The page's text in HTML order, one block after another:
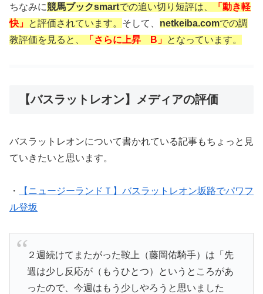
ちなみに競馬ブックsmartでの追い切り短評は、
「動き軽
快」 と評価されています。 そして、 netkeiba.comでの調
教評価を見ると、
「さらに上昇 B」 となっています。
【バスラットレオン】メディアの評価
バスラットレオンについて書かれている記事もちょっと見
ていきたいと思います。
・
【ニュージーランドＴ】バスラットレオン坂路でパワフ
ル登坂
２週続けてまたがった鞍上（藤岡佑騎手）は「先
週は少し反応が（もうひとつ）というところがあ
ったので、今週はもう少しやろうと思いました